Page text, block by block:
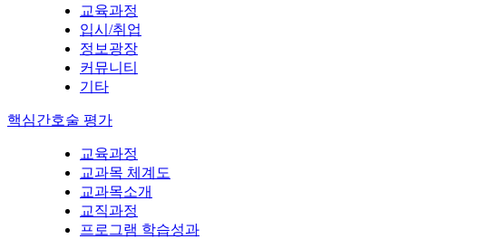
교육과정
입시/취업
정보광장
커뮤니티
기타
핵심간호술 평가
교육과정
교과목 체계도
교과목소개
교직과정
프로그램 학습성과